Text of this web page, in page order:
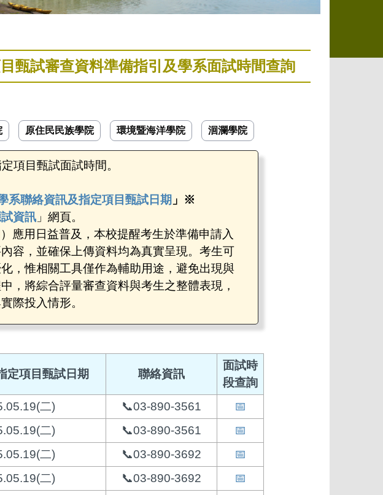
甄試審查資料準備指引及學系面試時間查詢
原住民民族學院 環境暨海洋學院 洄瀾學院
項目甄試面試時間。
系聯絡資訊及指定項目甄試日期 」※
資訊 」網頁。
應用日益普及，本校提醒考生於準備申請入
容，並確保上傳資料均為真實呈現。考生可
，惟相關工具僅作為輔助用途，避免出現與
，將綜合評量審查資料與考生之整體表現，
際投入情形。
定項目甄試日期 聯絡資訊
面試時
段查詢
二) 📞03-890-3561
📅
二) 📞03-890-3561
📅
二) 📞03-890-3692
📅
二) 📞03-890-3692
📅